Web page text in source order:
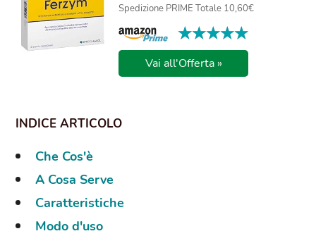
Spedizione PRIME Totale 10,60€
★★★★★
★★★★★
Vai all'Offerta »
Che Cos'è
A Cosa Serve
Caratteristiche
Modo d'uso